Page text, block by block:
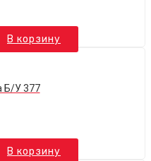
В корзину
Б/У 377
В корзину